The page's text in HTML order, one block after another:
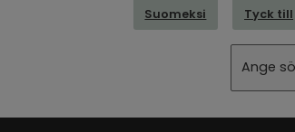
Suomeksi Tyck till